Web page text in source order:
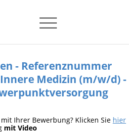
- Referenznummer
Medizin (m/w/d) -
Ihrer Bewerbung? Klicken Sie hier
mit Video